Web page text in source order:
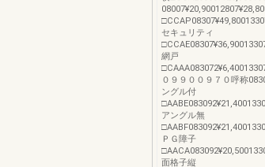
セキュリティ
網戸
０９９００９７０呼称
ングル付
アングル無
ＰＧ障子
面格子縦